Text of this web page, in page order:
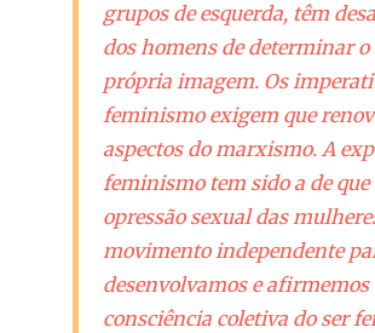
grupos de esquerda, têm
dos homens de determinar
própria imagem. Os
feminismo exigem que
aspectos do marxismo. A
feminismo tem sido a de que
opressão sexual das
movimento independente
desenvolvamos e
consciência coletiva do ser